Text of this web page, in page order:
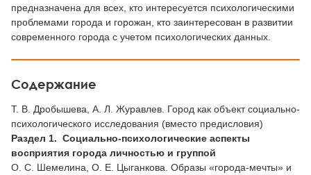
предназначена для всех, кто интересуется психологическими
проблемами города и горожан, кто заинтересован в развитии
современного города с учетом психологических данных.
Содержание
Т. В. Дробышева, А. Л. Журавлев. Город как объект социально-
психологического исследования (вместо предисловия)
Раздел 1. Социально-психологические аспекты
восприятия города личностью и группой
О. С. Шемелина, О. Е. Цыганкова. Образы «города-мечты» и